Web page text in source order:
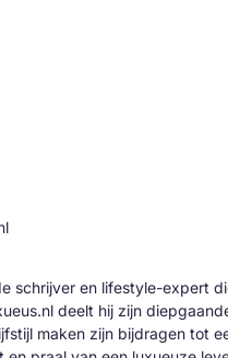
schrijver en lifestyle-expert
deelt hij zijn
maken zijn bijdragen tot